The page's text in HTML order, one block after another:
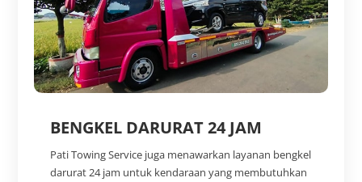
BENGKEL DARURAT 24 JAM
Pati Towing Service juga menawarkan layanan bengkel
darurat 24 jam untuk kendaraan yang membutuhkan